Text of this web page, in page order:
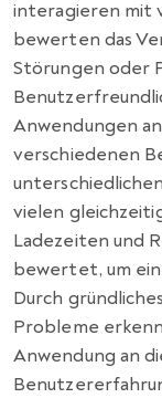
interagieren mit
bewerten das
Störungen oder
Anwendungen
verschiedenen
vielen
Ladezeiten und
bewertet, um
Durch
Probleme
Anwendung an